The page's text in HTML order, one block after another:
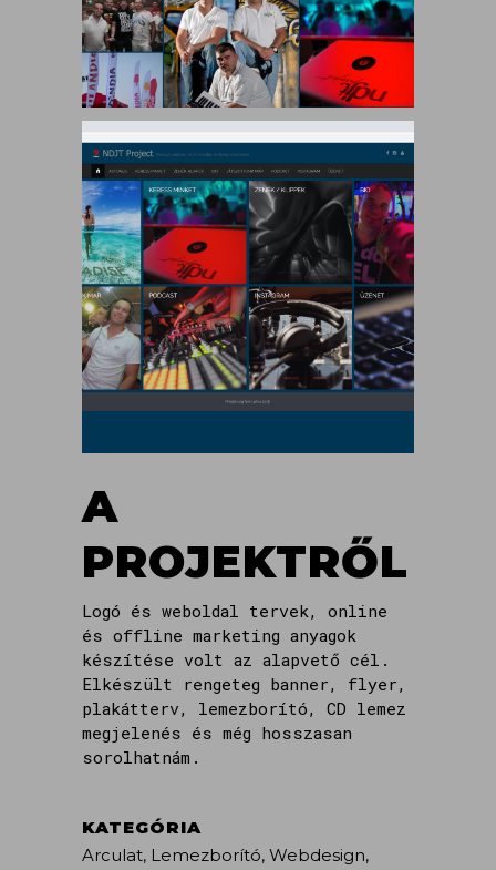
A
PROJEKTRŐL
Logó és weboldal tervek, online
és offline marketing anyagok
készítése volt az alapvető cél.
Elkészült rengeteg banner, flyer,
plakátterv, lemezborító, CD lemez
megjelenés és még hosszasan
sorolhatnám.
KATEGÓRIA
Arculat, Lemezborító, Webdesign,